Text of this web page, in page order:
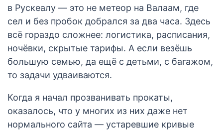
в Рускеалу — это не метеор на Валаам, где
сел и без пробок добрался за два часа. Здесь
всё гораздо сложнее: логистика, расписания,
ночёвки, скрытые тарифы. А если везёшь
большую семью, да ещё с детьми, с багажом,
то задачи удваиваются.
Когда я начал прозванивать прокаты,
оказалось, что у многих из них даже нет
нормального сайта — устаревшие кривые